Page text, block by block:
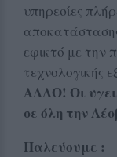
υπηρεσίες
εφικτό με την
τεχνολογικής
ΑΛΛΟ! Οι
σε όλη την
Παλεύουμε :